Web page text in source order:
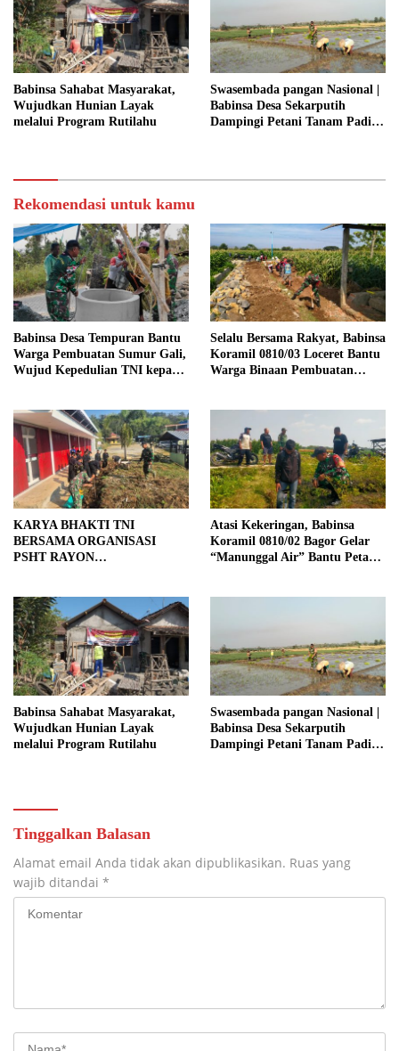
RAKYAT
Babinsa Sahabat Masyarakat,
Wujudkan Hunian Layak
melalui Program Rutilahu
Swasembada pangan Nasional |
Babinsa Desa Sekarputih
Dampingi Petani Tanam Padi,
Rekomendasi untuk kamu
Babinsa Desa Tempuran Bantu
Warga Pembuatan Sumur Gali,
Wujud Kepedulian TNI kepada
Selalu Bersama Rakyat, Babinsa
Koramil 0810/03 Loceret Bantu
Warga Binaan Pembuatan
KARYA BHAKTI TNI
BERSAMA ORGANISASI
PSHT RAYON
ROYONG DAN
KEMANUNGGALAN TNI-
RAKYAT
Atasi Kekeringan, Babinsa
Koramil 0810/02 Bagor Gelar
“Manunggal Air” Bantu Petani
Babinsa Sahabat Masyarakat,
Wujudkan Hunian Layak
melalui Program Rutilahu
Swasembada pangan Nasional |
Babinsa Desa Sekarputih
Dampingi Petani Tanam Padi,
Tinggalkan Balasan
Alamat email Anda tidak akan dipublikasikan. Ruas yang
wajib ditandai *